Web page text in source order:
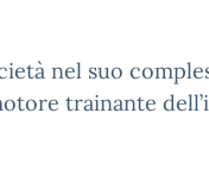
nel suo
trainante